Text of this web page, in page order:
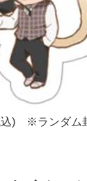
込) ※ランダム